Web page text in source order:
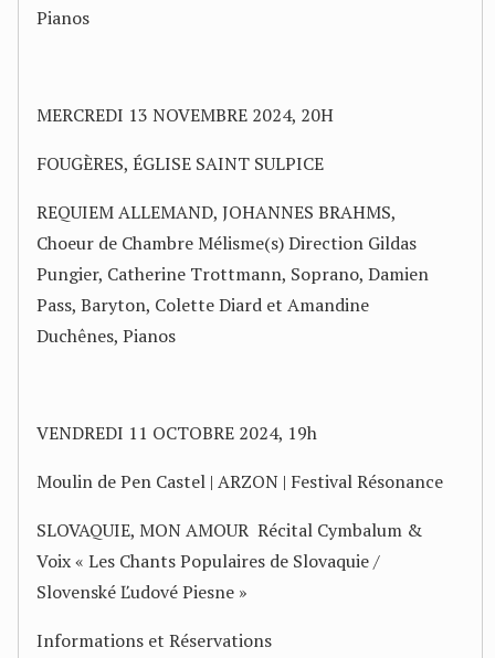
Pianos
MERCREDI 13 NOVEMBRE 2024, 20H
FOUGÈRES, ÉGLISE SAINT SULPICE
REQUIEM ALLEMAND, JOHANNES BRAHMS,
Choeur de Chambre Mélisme(s) Direction Gildas
Pungier, Catherine Trottmann, Soprano, Damien
Pass, Baryton, Colette Diard et Amandine
Duchênes, Pianos
VENDREDI 11 OCTOBRE 2024, 19h
Moulin de Pen Castel | ARZON | Festival Résonance
SLOVAQUIE, MON AMOUR Récital Cymbalum &
Voix « Les Chants Populaires de Slovaquie /
Slovenské Ľudové Piesne »
Informations et Réservations